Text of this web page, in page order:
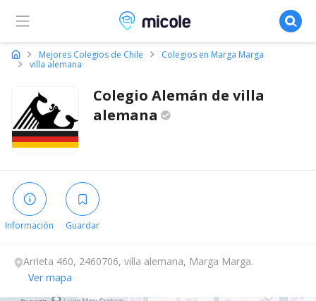
Micole, buscador de colegios
Mejores Colegios de Chile
Colegios en Marga Marga
villa alemana
Colegio Alemán de villa
alemana
Información Guardar
Arrieta 460, 2460706, villa alemana, Marga Marga.
Ver mapa